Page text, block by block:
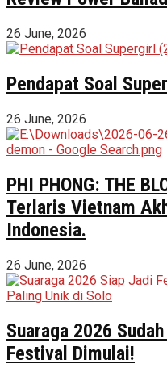
26 June, 2026
Pendapat Soal
26 June, 2026
PHI PHONG: THE
Terlaris Vietnam
Indonesia.
26 June, 2026
Suaraga 2026
Festival Dimulai!